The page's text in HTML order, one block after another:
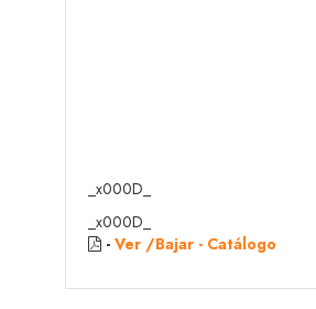
_x000D_
_x000D_
- Ver /Bajar - Catálogo